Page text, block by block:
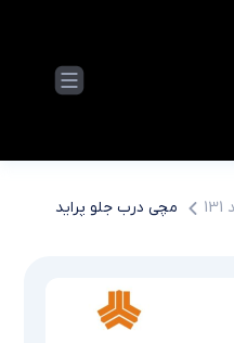
مچی درب جلو پراید